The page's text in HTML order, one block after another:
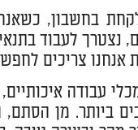
בחשבון,
נצטרך לעבוד
אנחנו צריכים
עבודה
ביותר. מן הסתם,